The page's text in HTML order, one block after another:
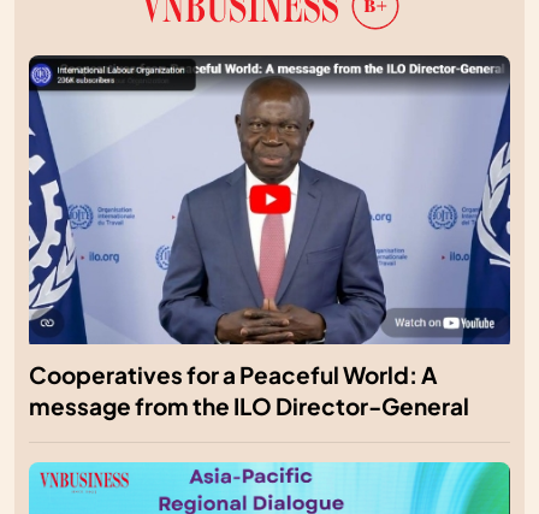
Cooperatives for a Peaceful World: A
message from the ILO Director-General